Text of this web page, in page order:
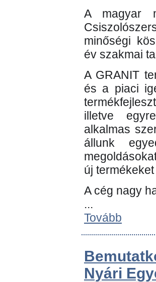
A magyar
minőségi
év szakmai
A GRANIT
és a piaci
illetve
alkalmas
állunk
új
A cég nagy
...
Tovább
Nyári